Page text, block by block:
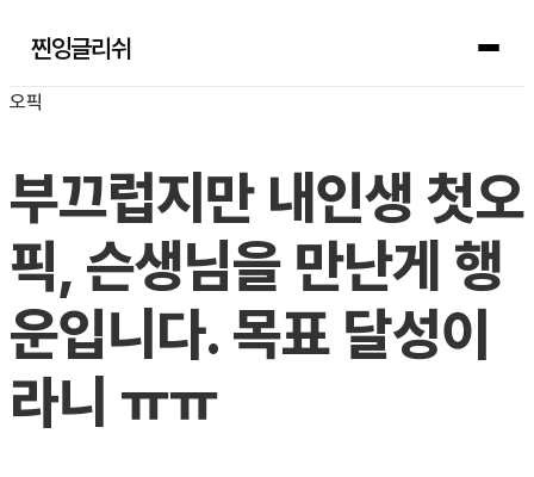
찐잉글리쉬
오픽
부끄럽지만 내인생 첫오
픽, 슨생님을 만난게 행
운입니다. 목표 달성이
라니 ㅠㅠ